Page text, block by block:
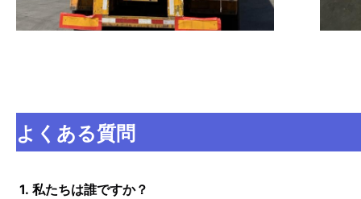
よくある質問
1. 私たちは誰ですか？